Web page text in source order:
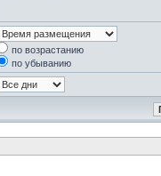
по возрастанию
по убыванию